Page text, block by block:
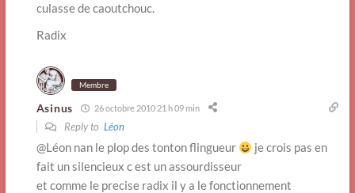
culasse de caoutchouc.
Radix
Membre
Asinus 26 octobre 2010 21 h 09 min
Reply to Léon
@Léon nan le plop des tonton flingueur
je crois pas en
fait un silencieux c est un assourdisseur
et comme le precise radix il y a le fonctionnement